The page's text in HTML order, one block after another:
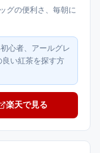
グの便利さ、毎朝に
心者、アールグレ
い紅茶を探す方
楽天で見る